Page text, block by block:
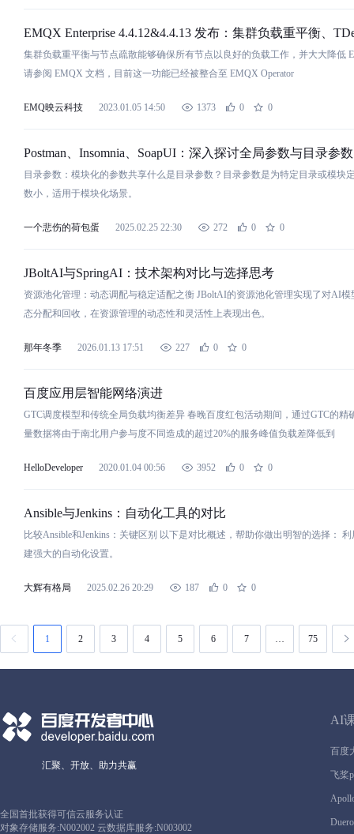
EMQX Enterprise 4.4.12&4.4.13 发布：集群负载重平衡 、
集群负载重平衡与节点疏散能够确保所有节点以良好的负载工作，并大大降低
请参阅 EMQX 文档，目前这一功能已经被整合至 EMQX Operator
EMQ映云科技 2023.01.05 14:50 1373 0 0
Postman、Insomnia、SoapUI：深入探讨全局参数与目录参数
目录参数 ：模块化的参数共享什么是目录参数 ？目录参数是为特定目录或模块
数小，适用于模块化场景。
一个悲伤的荷包蛋 2025.02.25 22:30 272 0 0
JBoltAI与SpringAI：技术架构对比与选择思考
资源池化管理：动态调配与稳定适配之衡 JBoltAI的资源池化管理实现了对AI模
态分配和回收，在资源管理的动态性和灵活性上表现出色。
那年冬季 2026.01.13 17:51 227 0 0
百度应用层智能网络演进
GTC调度模型和传统全局负载均衡差异 春晚百度红包活动期间，通过GTC的精
量数据将由于南北用户参与度不同造成的超过20%的服务峰值负载差降低到
HelloDeveloper 2020.01.04 00:56 3952 0 0
Ansible与Jenkins：自动化工具的对比
比较Ansible和Jenkins：关键区别 以下是对比概述，帮助你做出明智的选择：
建强大的自动化设置。
大辉有格局 2025.02.26 20:29 187 0 0
1 2 3 4 5 6 7 … 75
汇聚、开放、助力共赢
全国首批获得可信云服务认证
对象存储服务:N002002 云数据库服务:N003002
AI
百度
飞桨